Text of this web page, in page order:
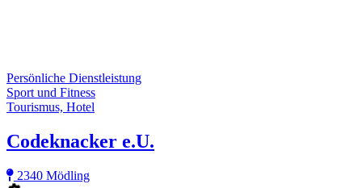
Persönliche Dienstleistung
Sport und Fitness
Tourismus, Hotel
Codeknacker e.U.
2340 Mödling